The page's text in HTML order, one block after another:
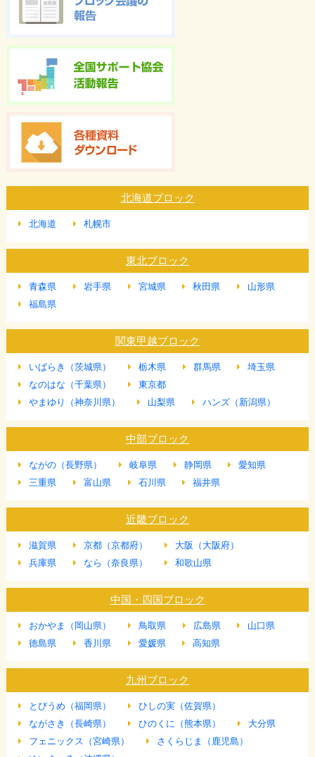
北海道ブロック
北海道 札幌市
東北ブロック
青森県 岩手県 宮城県 秋田県
山形県
福島県
関東甲越ブロック
いばらき（茨城県） 栃木県 群馬県
埼玉県
なのはな（千葉県）
東京都
やまゆり（神奈川県）
山梨県 ハンズ（新潟県）
中部ブロック
ながの（長野県） 岐阜県 静岡県
愛知県
三重県
富山県 石川県 福井県
近畿ブロック
滋賀県 京都（京都府）
大阪（大阪府）
兵庫県
なら（奈良県） 和歌山県
中国・四国ブロック
おかやま（岡山県） 鳥取県 広島県
山口県
徳島県
香川県 愛媛県 高知県
九州ブロック
とびうめ（福岡県）
ひしの実（佐賀県）
ながさき（長崎県）
ひのくに（熊本県）
大分県
フェニックス（宮崎県）
さくらじま（鹿児島）